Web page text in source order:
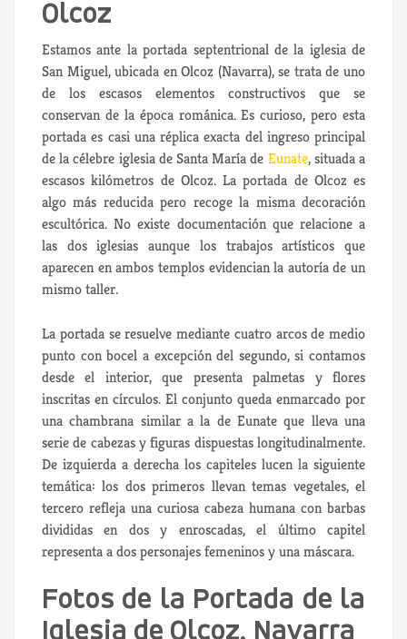
Olcoz
Estamos ante la portada septentrional de la iglesia de
San Miguel,ubicada en Olcoz (Navarra), se trata de uno
de los escasos elementos constructivos que se
conservan de la época románica. Es curioso, pero esta
portada es casi una réplica exacta del ingreso principal
de la célebre iglesia de Santa María de Eunate, situada a
escasos kilómetros de Olcoz. La portada de Olcoz es
algo más reducida pero recoge la misma decoración
escultórica. No existe documentación que relacione a
las dos iglesias aunque los trabajos artísticos que
aparecen en ambos templos evidencian la autoría de un
mismo taller.
La portada se resuelve mediante cuatro arcos de medio
punto con bocel a excepción del segundo, si contamos
desde el interior, que presenta palmetas y flores
inscritas en círculos. El conjunto queda enmarcado por
una chambrana similar a la de Eunate que lleva una
serie de cabezas y figuras dispuestas longitudinalmente.
De izquierda a derecha los capiteles lucen la siguiente
temática: los dos primeros llevan temas vegetales, el
tercero refleja una curiosa cabeza humana con barbas
divididas en dos y enroscadas, el último capitel
representa a dos personajes femeninos y una máscara.
Fotos de la Portada de la
Iglesia de Olcoz, Navarra